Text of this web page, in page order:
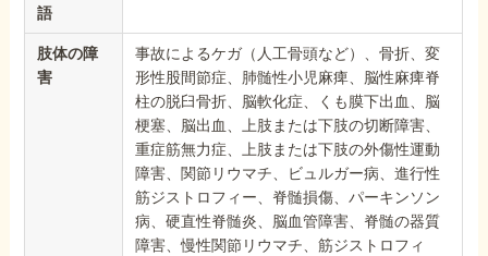
語
肢体の障
害
事故によるケガ（人工骨頭など）、骨折、変
形性股間節症、肺髄性小児麻痺、脳性麻痺脊
柱の脱臼骨折、脳軟化症、くも膜下出血、脳
梗塞、脳出血、上肢または下肢の切断障害、
重症筋無力症、上肢または下肢の外傷性運動
障害、関節リウマチ、ビュルガー病、進行性
筋ジストロフィー、脊髄損傷、パーキンソン
病、硬直性脊髄炎、脳血管障害、脊髄の器質
障害、慢性関節リウマチ、筋ジストロフィ